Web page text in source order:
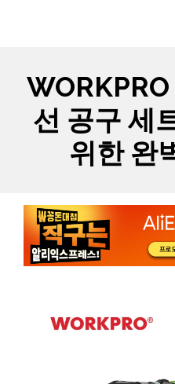
선 공구 세
위한 완